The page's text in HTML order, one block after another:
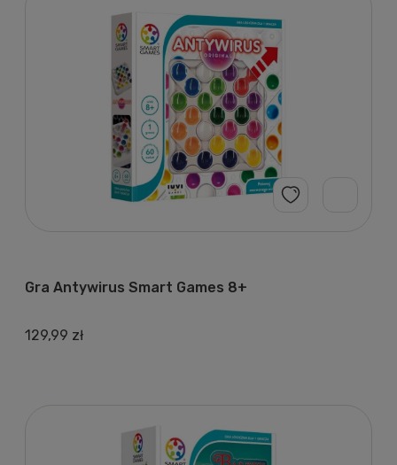
Gra Antywirus Smart Games 8+
129,99 zł